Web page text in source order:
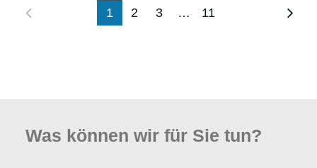
1 2 3 … 11
Was können wir für Sie tun?